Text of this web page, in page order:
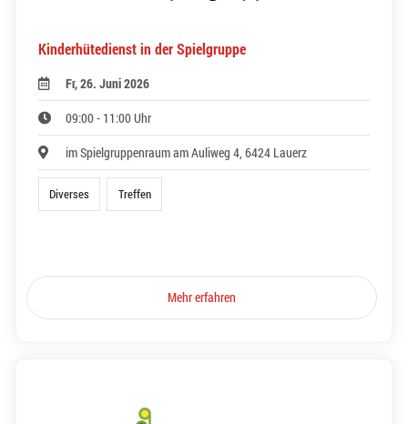
Kinderhütedienst in der Spielgruppe
Fr, 26. Juni 2026
09:00 - 11:00 Uhr
im Spielgruppenraum am Auliweg 4, 6424 Lauerz
Diverses Treffen
Mehr erfahren